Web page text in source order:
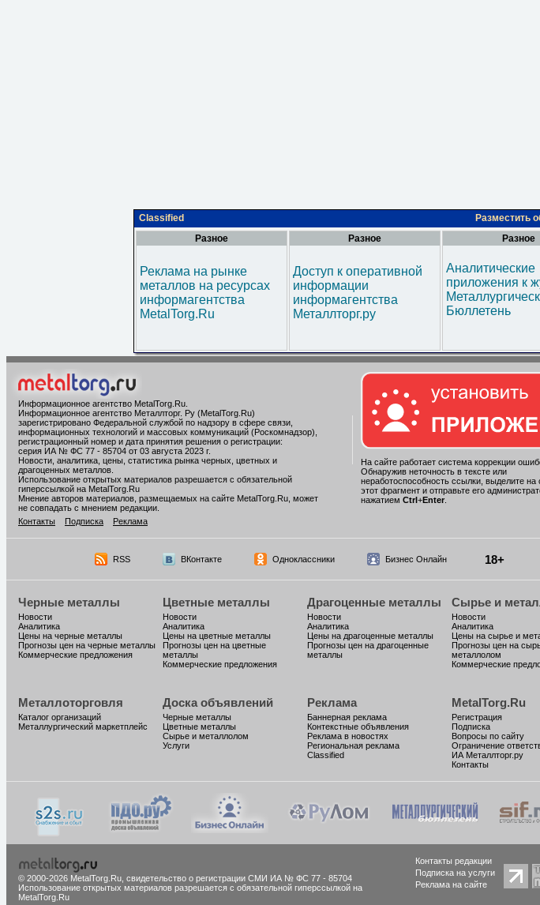
Classified
Разместить
Разное
Реклама на рынке
металлов на ресурсах
информагентства
MetalTorg.Ru
Разное
Доступ к оперативной
информации
информагентства
Металлторг.ру
Разное
Аналитические
приложения к
Бюллетень
Информационное агентство MetalTorg.Ru
Информационное агентство Металлторг. Ру (MetalTorg.Ru)
зарегистрировано Федеральной службой по надзору в сфере связи,
информационных технологий и массовых коммуникаций (Роскомнадзор),
регистрационный номер и дата принятия решения о регистрации:
серия ИА № ФС 77 - 85704 от 03 августа 2023 г.
Новости, аналитика, цены, статистика рынка черных, цветных и
драгоценных металлов.
Использование открытых материалов разрешается с обязательной
гиперссылкой на MetalTorg.Ru
Мнение авторов материалов, размещаемых на сайте MetalTorg.Ru, может
не совпадать с мнением редакции.
Контакты
Подписка Реклама
На сайте работает система коррекции
Обнаружив неточность в тексте или
неработоспособность ссылки, выделите на
этот фрагмент и отправьте его
нажатием Ctrl +Enter.
RSS ВКонтакте Одноклассники Бизнес Онлайн 18+
Черные металлы
Новости
Аналитика
Цены на черные металлы
Прогнозы цен на черные металлы
Коммерческие предложения
Цветные металлы
Новости
Аналитика
Цены на цветные металлы
Прогнозы цен на цветные
металлы
Коммерческие предложения
Драгоценные металлы
Новости
Аналитика
Цены на драгоценные металлы
Прогнозы цен на драгоценные
металлы
Сырье и
Новости
Аналитика
Цены на сырье и
Прогнозы цен на
металлолом
Коммерческие
Металлоторговля
Каталог организаций
Металлургический маркетплейс
Доска объявлений
Черные металлы
Цветные металлы
Сырье и металлолом
Услуги
Реклама
Баннерная реклама
Контекстные объявления
Реклама в новостях
Региональная реклама
Classified
MetalTorg.Ru
Регистрация
Подписка
Вопросы по сайту
Ограничение
ИА Металлторг.ру
Контакты
© 2000-2026 MetalTorg.Ru, cвидетельство о регистрации СМИ ИА № ФС 77 - 85704
Использование открытых материалов разрешается с обязательной гиперссылкой на
MetalTorg.Ru
Контакты редакции
Подписка на услуги
Реклама на сайте